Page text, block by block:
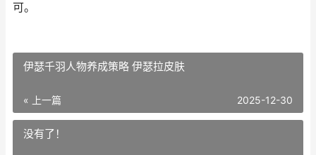
可。
伊瑟千羽人物养成策略 伊瑟拉皮肤
« 上一篇 2025-12-30
没有了！